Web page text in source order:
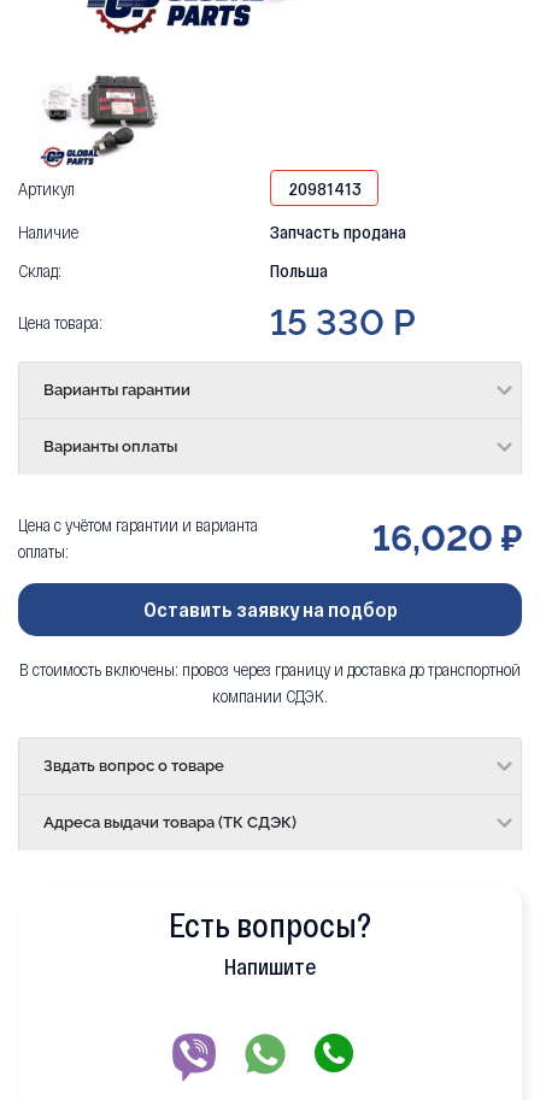
Артикул
20981413
Наличие
Запчасть продана
Склад:
Польша
Цена товара: 15 330 Р
Варианты гарантии
Варианты оплаты
Цена с учётом гарантии и варианта
оплаты:
16,020 ₽
Оставить заявку на подбор
В стоимость включены: провоз через границу и доставка до транспортной
компании СДЭК.
Звдать вопрос о товаре
Адреса выдачи товара (ТК СДЭК)
Есть вопросы?
Напишите